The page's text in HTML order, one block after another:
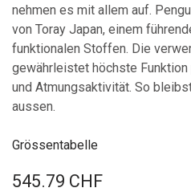
nehmen es mit allem auf.
von Toray Japan, einem
funktionalen Stoffen. Die
gewährleistet höchste
und Atmungsaktivität. So
aussen.
Grössentabelle
545.79 CHF